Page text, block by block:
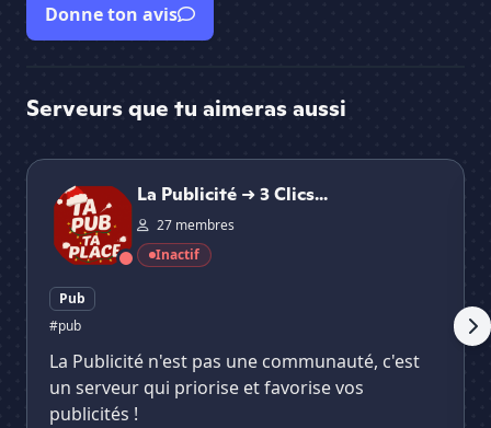
Donne ton avis
Serveurs que tu aimeras aussi
La Publicité ➜ 3 Clics | ⚡
La Publicité ➜ 3 Clics...
27 membres
Inactif
Pub
#pub
La Publicité n'est pas une communauté, c'est
un serveur qui priorise et favorise vos
publicités !